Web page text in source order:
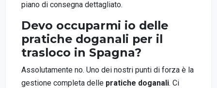
piano di consegna dettagliato.
Devo occuparmi io delle
pratiche doganali per il
trasloco in Spagna?
Assolutamente no. Uno dei nostri punti di forza è la
gestione completa delle pratiche doganali. Ci